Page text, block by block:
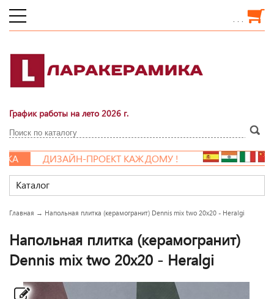
. . .
График работы на лето 2026 г.
ДИЗАЙН-ПРОЕКТ КАЖДОМУ !
Каталог
Главная → Напольная плитка (керамогранит) Dennis mix two 20x20 - Heralgi
Напольная плитка (керамогранит)
Dennis mix two 20x20 - Heralgi